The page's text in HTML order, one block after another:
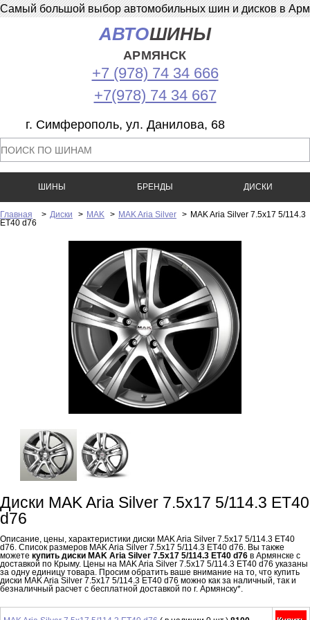
Самый большой выбор автомобильных шин и дисков в
АВТОШИНЫ
АРМЯНСК
+7 (978) 74 34 666
+7(978) 74 34 667
г. Симферополь, ул. Данилова, 68
ШИНЫ БРЕНДЫ ДИСКИ
Главная > Диски > MAK > MAK Aria Silver > MAK Aria Silver 7.5x17 5/114.3
ET40 d76
Диски MAK Aria Silver 7.5x17 5/114.3 ET40
d76
Описание, цены, характеристики диски MAK Aria Silver 7.5x17 5/114.3 ET40
d76. Список размеров MAK Aria Silver 7.5x17 5/114.3 ET40 d76. Вы также
можете купить диски MAK Aria Silver 7.5x17 5/114.3 ET40 d76 в Армянске с
доставкой по Крыму. Цены на MAK Aria Silver 7.5x17 5/114.3 ET40 d76 указаны
за одну единицу товара. Просим обратить ваше внимание на то, что купить
диски MAK Aria Silver 7.5x17 5/114.3 ET40 d76 можно как за наличный, так и
безналичный расчет с бесплатной доставкой по г. Армянску*.